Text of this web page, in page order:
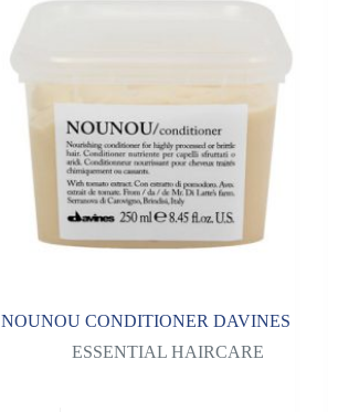
NOUNOU CONDITIONER DAVINES
ESSENTIAL HAIRCARE